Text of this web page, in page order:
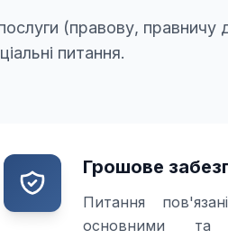
(правову, правничу
питання.
Грошове
Питання
основними та